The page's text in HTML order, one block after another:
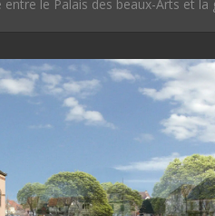
entre le Palais des beaux-Arts et la